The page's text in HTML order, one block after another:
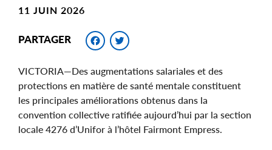
11 JUIN 2026
PARTAGER Facebook
VICTORIA—Des augmentations salariales et des
protections en matière de santé mentale constituent
les principales améliorations obtenus dans la
convention collective ratifiée aujourd’hui par la section
locale 4276 d’Unifor à l’hôtel Fairmont Empress.